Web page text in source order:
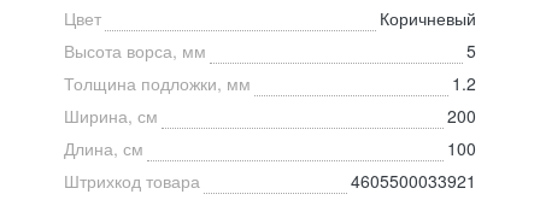
Цвет
Коричневый
Высота ворса, мм
5
Толщина подложки, мм
1.2
Ширина, см
200
Длина, см
100
Штрихкод товара
4605500033921